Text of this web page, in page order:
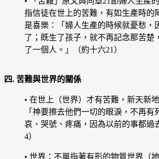
指信徒在世上的苦難，有如生產時的
是喜樂：「婦人生產的時候就憂愁，
了；既生了孩子，就不再記念那苦楚
了一個人。」（約十六21）
四. 苦難與世界的關係
• 在世上（世界）才有苦難，新天新
「神要擦去他們一切的眼淚，不再有
哀、哭號、疼痛，因為以前的事都過
4）
• 世界：不單指著有形的物質世界（